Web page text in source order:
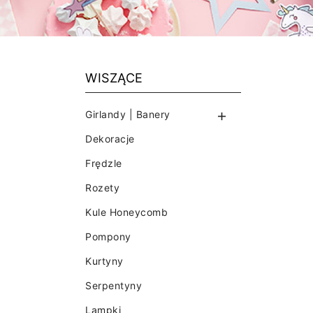
WISZĄCE
Girlandy | Banery 
Dekoracje
Frędzle
Rozety
Kule Honeycomb
Pompony
Kurtyny
Serpentyny
Lampki